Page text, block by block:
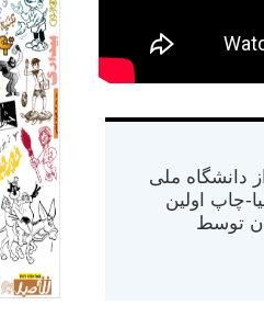
از دانشگاه ملی
در کالیفرنیا-چاپ اولین
در سال ۱۳۸۴ در ایران توسط